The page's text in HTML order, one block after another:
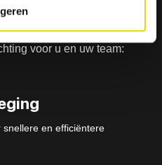
voor u en uw team:
en efficiëntere